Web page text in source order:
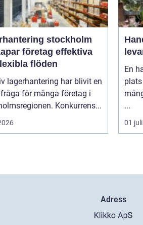
stockholm
företag effektiva
flöden
lagerhantering har blivit en
för många företag i
Konkurrens...
En
...
01
Adress